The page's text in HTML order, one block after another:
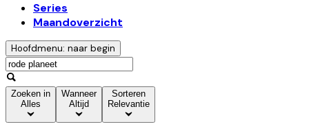
Series
Maandoverzicht
Hoofdmenu: naar begin
Zoeken in
Alles
Wanneer
Altijd
Sorteren
Relevantie